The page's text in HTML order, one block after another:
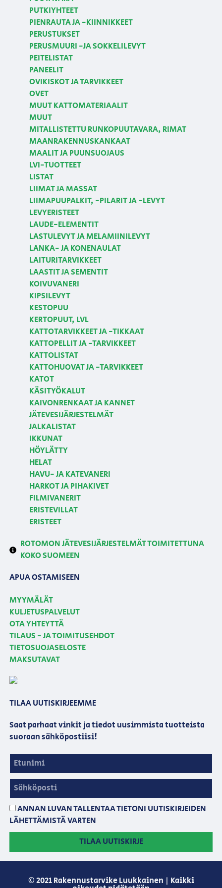
PUTKIYHTEET
PIENRAUTA JA -KIINNIKKEET
PERUSTUKSET
PERUSMUURI -JA SOKKELILEVYT
PEITELISTAT
PANEELIT
OVIKISKOT JA TARVIKKEET
OVET
MUUT KATTOMATERIAALIT
MUUT
MITALLISTETTU RUNKOPUUTAVARA, RIMAT
MAANRAKENNUSKANKAAT
MAALIT JA PUUNSUOJAUS
LVI-TUOTTEET
LISTAT
LIIMAT JA MASSAT
LIIMAPUUPALKIT, -PILARIT JA -LEVYT
LEVYERISTEET
LAUDE-ELEMENTIT
LASTULEVYT JA MELAMIINILEVYT
LANKA- JA KONENAULAT
LAITURITARVIKKEET
LAASTIT JA SEMENTIT
KOIVUVANERI
KIPSILEVYT
KESTOPUU
KERTOPUUT, LVL
KATTOTARVIKKEET JA -TIKKAAT
KATTOPELLIT JA -TARVIKKEET
KATTOLISTAT
KATTOHUOVAT JA -TARVIKKEET
KATOT
KÄSITYÖKALUT
KAIVONRENKAAT JA KANNET
JÄTEVESIJÄRJESTELMÄT
JALKALISTAT
IKKUNAT
HÖYLÄTTY
HELAT
HAVU- JA KATEVANERI
HARKOT JA PIHAKIVET
FILMIVANERIT
ERISTEVILLAT
ERISTEET
ROTOMON JÄTEVESIJÄRJESTELMÄT TOIMITETTUNA
KOKO SUOMEEN
APUA OSTAMISEEN
MYYMÄLÄT
KULJETUSPALVELUT
OTA YHTEYTTÄ
TILAUS - JA TOIMITUSEHDOT
TIETOSUOJASELOSTE
MAKSUTAVAT
TILAA UUTISKIRJEEMME
Saat parhaat vinkit ja tiedot uusimmista tuotteista
suoraan sähköpostiisi!
ANNAN LUVAN TALLENTAA TIETONI UUTISKIRJEIDEN
LÄHETTÄMISTÄ VARTEN
TILAA UUTISKIRJE
© 2021 Rakennustarvike Luukkainen | Kaikki